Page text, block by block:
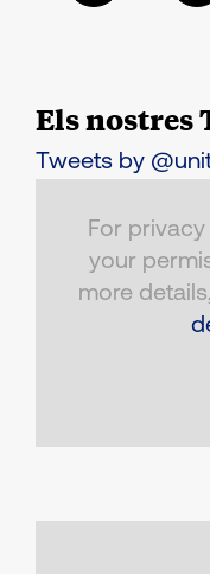
Els nostres
Tweets by
For
your
more